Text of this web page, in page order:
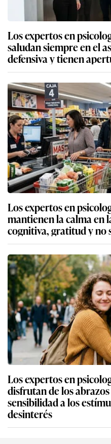
Los expertos en
saludan siempre en el
defensiva y tienen
Los expertos en
mantienen la calma en
cognitiva, gratitud y
Los expertos en
disfrutan de los
sensibilidad a los
desinterés